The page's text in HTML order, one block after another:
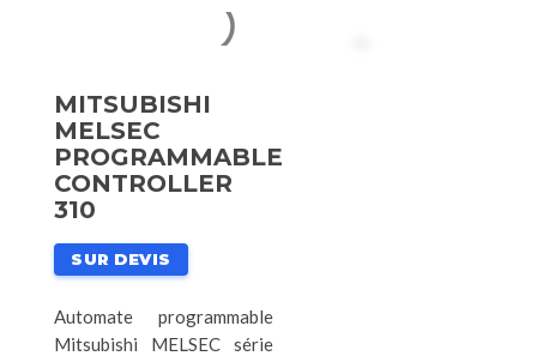
MITSUBISHI
MELSEC
PROGRAMMABLE
CONTROLLER
310
SUR DEVIS
Automate programmable
Mitsubishi MELSEC série